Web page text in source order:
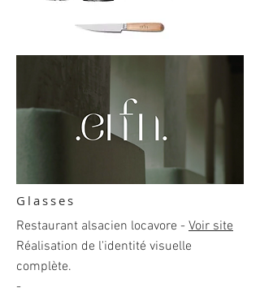
Glasses
Restaurant alsacien locavore - Voir site
Réalisation de l'identité visuelle
complète.
-